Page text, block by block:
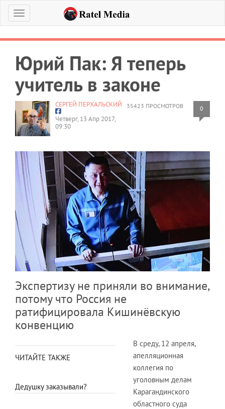
Меню
Юрий Пак: Я теперь
учитель в законе
35423 ПРОСМОТРОВ 0
СЕРГЕЙ ПЕРХАЛЬСКИЙ
Четверг, 13 Апр 2017,
09:30
Экспертизу не приняли во внимание,
потому что Россия не
ратифицировала Кишинёвскую
конвенцию
ЧИТАЙТЕ ТАКЖЕ
Дедушку заказывали?
В среду, 12 апреля,
апелляционная
коллегия по
уголовным делам
Карагандинского
областного суда